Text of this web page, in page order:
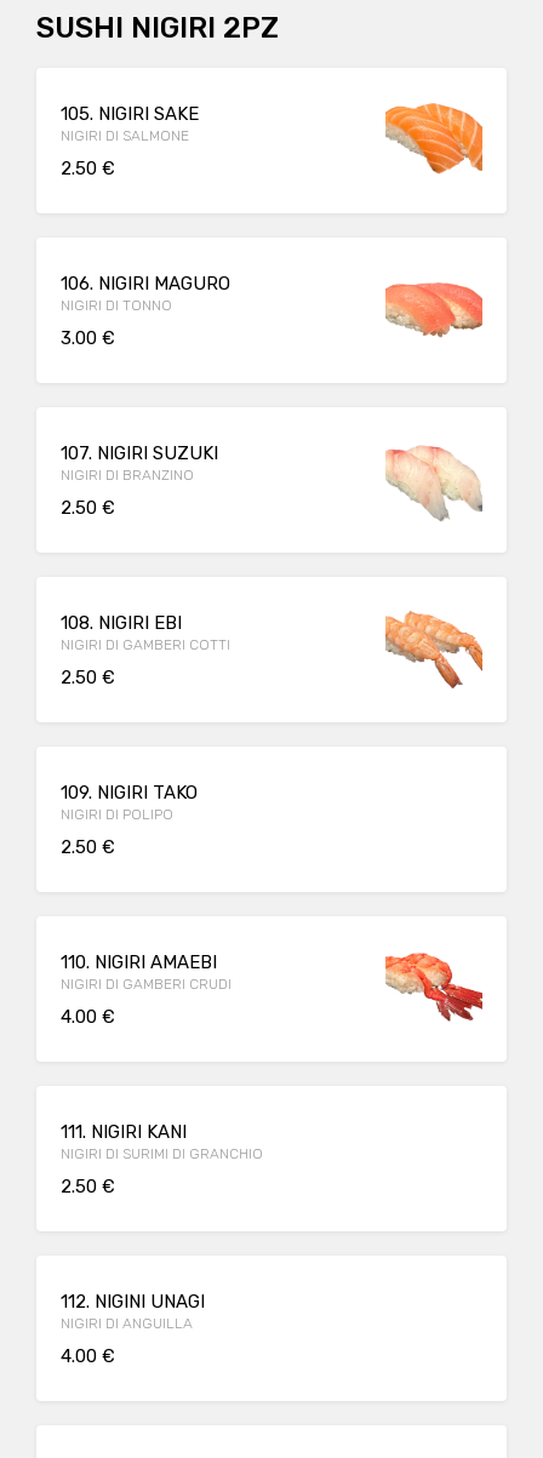
SUSHI NIGIRI 2PZ
105. NIGIRI SAKE
NIGIRI DI SALMONE
2.50 €
106. NIGIRI MAGURO
NIGIRI DI TONNO
3.00 €
107. NIGIRI SUZUKI
NIGIRI DI BRANZINO
2.50 €
108. NIGIRI EBI
NIGIRI DI GAMBERI COTTI
2.50 €
109. NIGIRI TAKO
NIGIRI DI POLIPO
2.50 €
110. NIGIRI AMAEBI
NIGIRI DI GAMBERI CRUDI
4.00 €
111. NIGIRI KANI
NIGIRI DI SURIMI DI GRANCHIO
2.50 €
112. NIGINI UNAGI
NIGIRI DI ANGUILLA
4.00 €